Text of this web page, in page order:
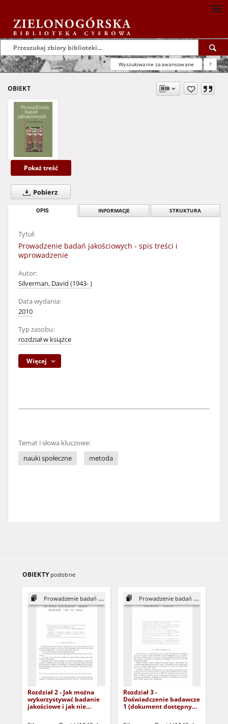
Wyszukiwanie zaawansowane ?
OBIEKT
Pokaż treść
Pobierz
OPIS INFORMACJE STRUKTURA
Tytuł:
Prowadzenie badań jakościowych - spis treści i
wprowadzenie
Autor:
Silverman, David (1943- )
Data wydania:
2010
Typ zasobu:
rozdział w książce
Więcej
Temat i słowa kluczowe:
nauki społeczne
metoda
OBIEKTY podobne
Prowadzenie badań jakościowych
Rozdział 2 - Jak można
wykorzystywać badanie
jakościowe i jak nie
Prowadzenie badań jakościowych
Rozdział 3 -
Doświadczenie badawcze
1 (dokument dostępny